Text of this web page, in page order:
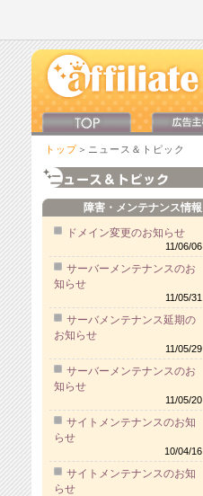
トップ ＞ニュース＆トピック
障害・メンテナンス情報
ドメイン変更のお知らせ
11/06/06
サーバーメンテナンスのお
知らせ
11/05/31
サーバメンテナンス延期の
お知らせ
11/05/29
サーバーメンテナンスのお
知らせ
11/05/20
サイトメンテナンスのお知
らせ
10/04/16
サイトメンテナンスのお知
らせ